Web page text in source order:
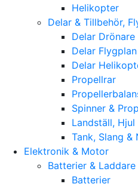
Helikopter
Delar & Tillbehör,
Delar Drönare
Delar Flygplan
Delar
Propellrar
Spinner &
Landställ,
Tank, Slang &
Elektronik & Motor
Batterier & Laddare
Batterier